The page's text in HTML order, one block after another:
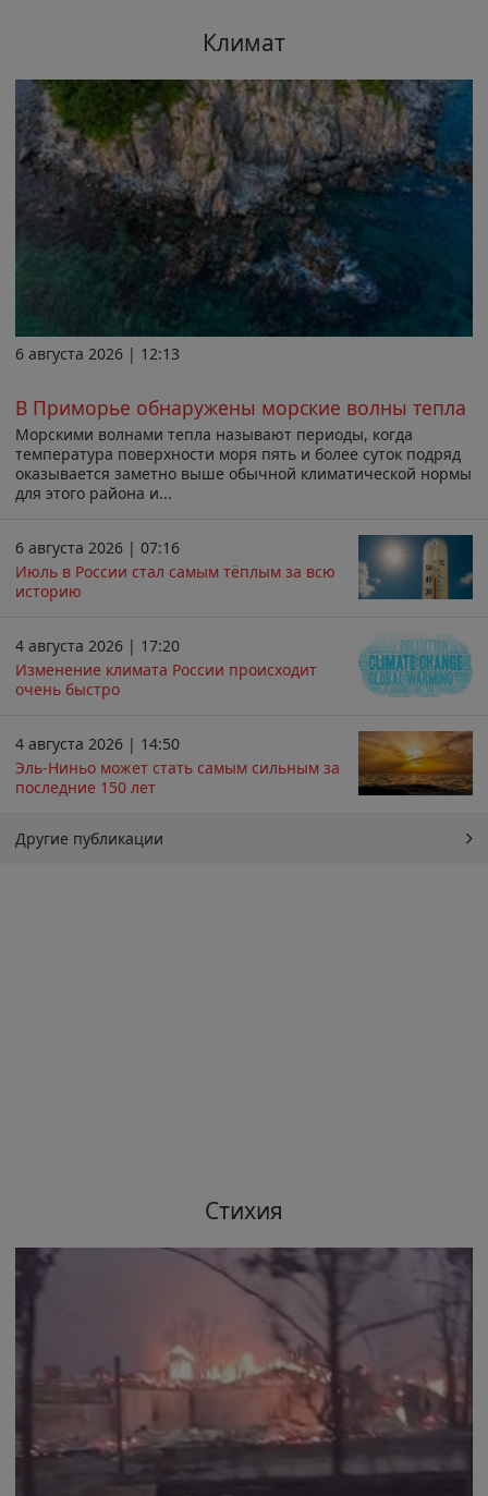
Климат
6 августа 2026 | 12:13
В Приморье обнаружены морские волны тепла
Морскими волнами тепла называют периоды, когда
температура поверхности моря пять и более суток подряд
оказывается заметно выше обычной климатической нормы
для этого района и...
6 августа 2026 | 07:16
Июль в России стал самым тёплым за всю
историю
4 августа 2026 | 17:20
Изменение климата России происходит
очень быстро
4 августа 2026 | 14:50
Эль-Ниньо может стать самым сильным за
последние 150 лет
Другие публикации
Стихия